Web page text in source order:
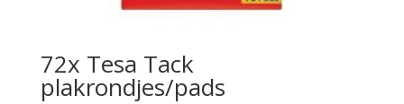
72x Tesa Tack
plakrondjes/pads